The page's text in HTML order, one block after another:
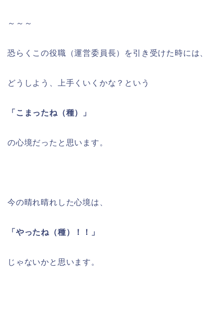
～～～
恐らくこの役職（運営委員長）を引き受けた時には、
どうしよう、上手くいくかな？という
「こまったね（種）」
の心境だったと思います。
今の晴れ晴れした心境は、
「やったね（種）！！」
じゃないかと思います。